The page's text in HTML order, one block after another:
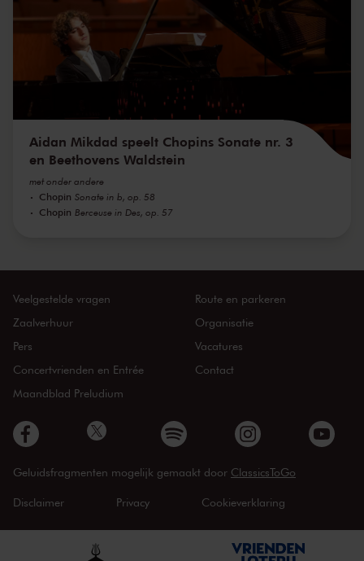
Aidan Mikdad speelt Chopins Sonate nr. 3
en Beethovens Waldstein
met onder andere
Chopin Sonate in b, op. 58
Chopin Berceuse in Des, op. 57
Veelgestelde vragen
Zaalverhuur
Pers
Concertvrienden en Entrée
Maandblad Preludium
Route en parkeren
Organisatie
Vacatures
Contact
Geluidsfragmenten mogelijk gemaakt door ClassicsToGo
Disclaimer Privacy Cookieverklaring